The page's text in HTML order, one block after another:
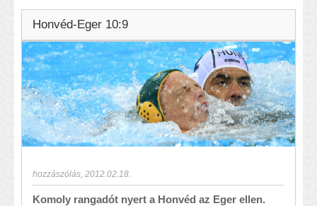
Honvéd-Eger 10:9
hozzászólás 2012.02.18.
Komoly rangadót nyert a Honvéd az Eger ellen.